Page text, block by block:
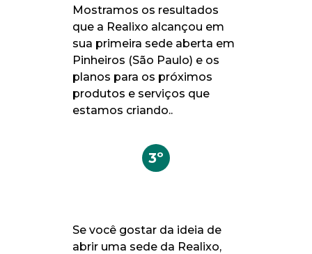
Mostramos os resultados
que a Realixo alcançou em
sua primeira sede aberta em
Pinheiros (São Paulo) e os
planos para os próximos
produtos e serviços que
estamos criando..
3º
Se você gostar da ideia de
abrir uma sede da Realixo,